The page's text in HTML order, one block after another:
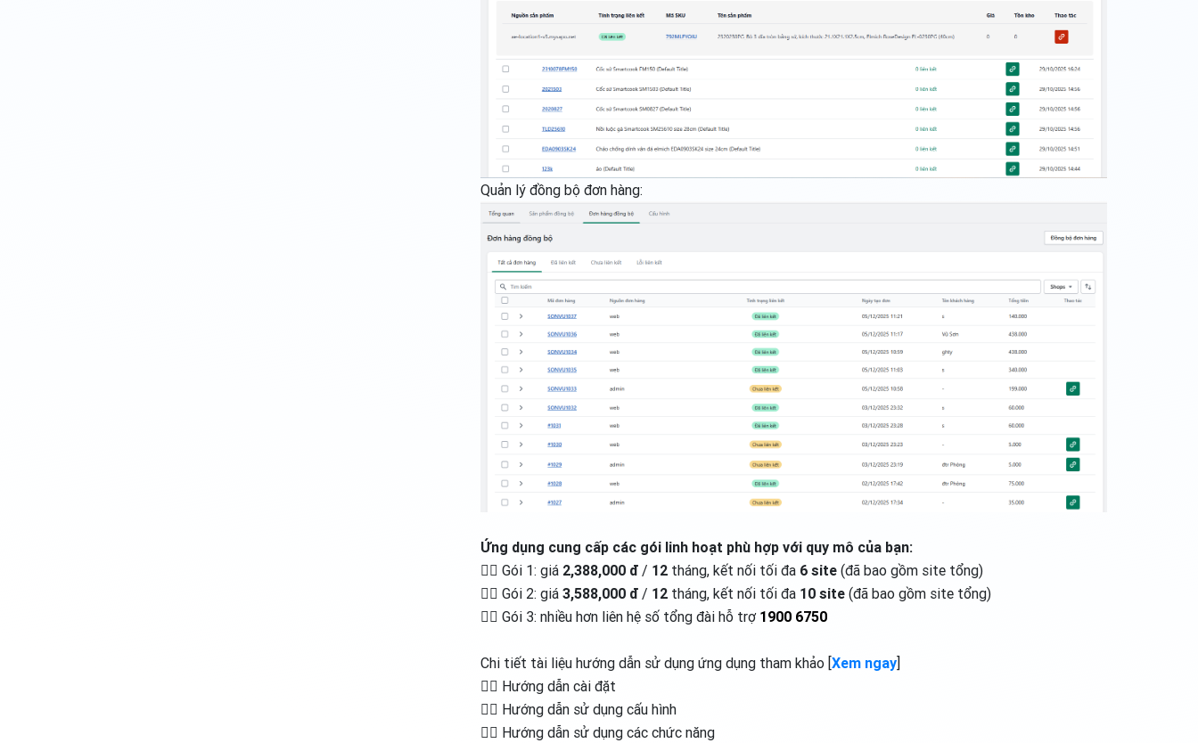
Quản lý đồng bộ đơn hàng:
Ứng dụng cung cấp các gói linh hoạt phù hợp với quy mô của bạn:
👉🏻 Gói 1: giá 2,388,000 đ / 12 tháng, kết nối tối đa 6 site (đã bao gồm site tổng)
👉🏻 Gói 2: giá 3,588,000 đ / 12 tháng, kết nối tối đa 10 site (đã bao gồm site tổng)
👉🏻 Gói 3: nhiều hơn liên hệ số tổng đài hỗ trợ 1900 6750
Chi tiết tài liệu hướng dẫn sử dụng ứng dụng tham khảo [Xem ngay]
👉🏻 Hướng dẫn cài đặt
👉🏻 Hướng dẫn sử dụng cấu hình
👉🏻 Hướng dẫn sử dụng các chức năng